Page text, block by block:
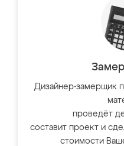
Дизайнер-замерщик
проведёт
составит проект и
стоимости